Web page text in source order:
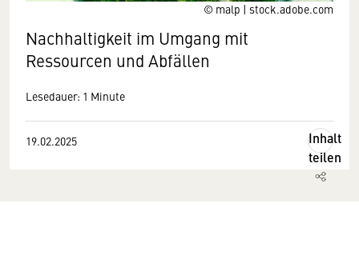
© malp | stock.adobe.com
Nachhaltigkeit im Umgang mit
Ressourcen und Abfällen
Lesedauer: 1 Minute
19.02.2025
Inhalt
teilen